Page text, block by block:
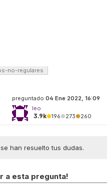
no-regulares
preguntado 04 Ene 2022, 16:09
leo
3.9k●196●273●260
han resuelto tus dudas.
a esta pregunta!